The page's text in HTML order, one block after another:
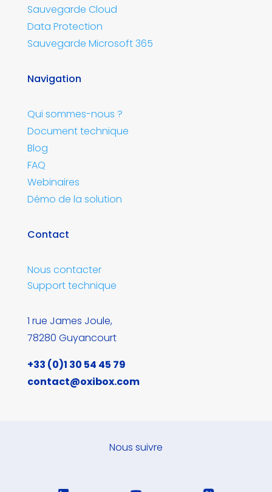
Sauvegarde Cloud
Data Protection
Sauvegarde Microsoft 365
Navigation
Qui sommes-nous ?
Document technique
Blog
FAQ
Webinaires
Démo de la solution
Contact
Nous contacter
Support technique
1 rue James Joule,
78280 Guyancourt
+33 (0)1 30 54 45 79
contact@oxibox.com
Nous suivre